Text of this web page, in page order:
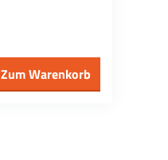
Zum Warenkorb